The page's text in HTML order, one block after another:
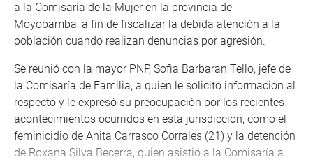
a la Comisaría de la Mujer en la provincia de
Moyobamba, a fin de fiscalizar la debida atención a la
población cuando realizan denuncias por agresión.
Se reunió con la mayor PNP, Sofia Barbaran Tello, jefe de
la Comisaría de Familia, a quien le solicitó información al
respecto y le expresó su preocupación por los recientes
acontecimientos ocurridos en esta jurisdicción, como el
feminicidio de Anita Carrasco Corrales (21) y la detención
de Roxana Silva Becerra, quien asistió a la Comisaría a